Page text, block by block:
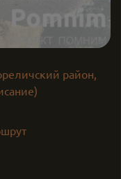
район,